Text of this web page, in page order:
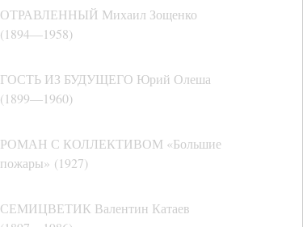
ОТРАВЛЕННЫЙ Михаил Зощенко
(1894―1958)
ГОСТЬ ИЗ БУДУЩЕГО Юрий Олеша
(1899―1960)
РОМАН С КОЛЛЕКТИВОМ «Большие
пожары» (1927)
СЕМИЦВЕТИК Валентин Катаев